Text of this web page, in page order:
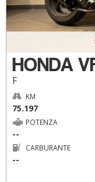
HONDA
F
KM
75.197
POTENZA
--
CARBURANTE
--